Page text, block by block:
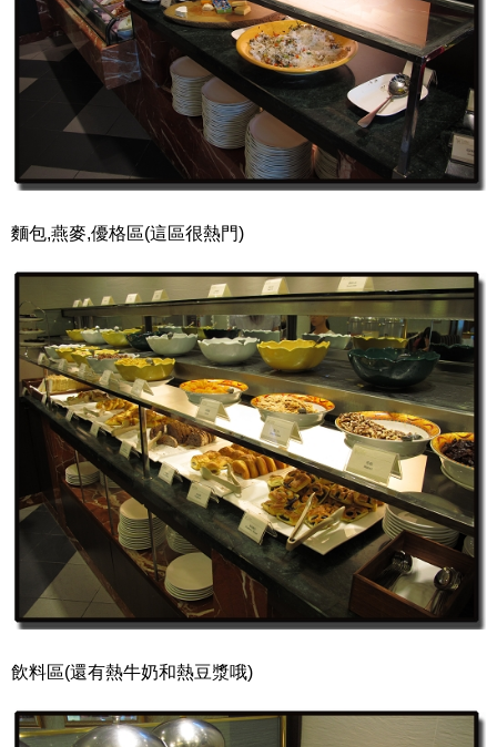
麵包,燕麥,優格區(這區很熱門)
飲料區(還有熱牛奶和熱豆漿哦)